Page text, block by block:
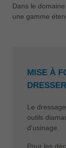
Dans le
une gamme
MISE À
DRESSER
Le
outils
d'usinage.
Pour les